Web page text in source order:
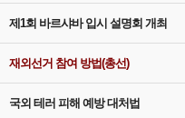
제1회 바르샤바 입시 설명회 개최
재외선거 참여 방법(총선)
국외 테러 피해 예방 대처법